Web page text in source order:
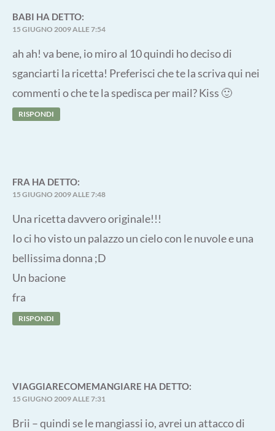
BABI HA DETTO:
15 GIUGNO 2009 ALLE 7:54
ah ah! va bene, io miro al 10 quindi ho deciso di
sganciarti la ricetta! Preferisci che te la scriva qui nei
commenti o che te la spedisca per mail? Kiss 🙂
RISPONDI
FRA HA DETTO:
15 GIUGNO 2009 ALLE 7:48
Una ricetta davvero originale!!!
Io ci ho visto un palazzo un cielo con le nuvole e una
bellissima donna ;D
Un bacione
fra
RISPONDI
VIAGGIARECOMEMANGIARE HA DETTO:
15 GIUGNO 2009 ALLE 7:31
Brii – quindi se le mangiassi io, avrei un attacco di